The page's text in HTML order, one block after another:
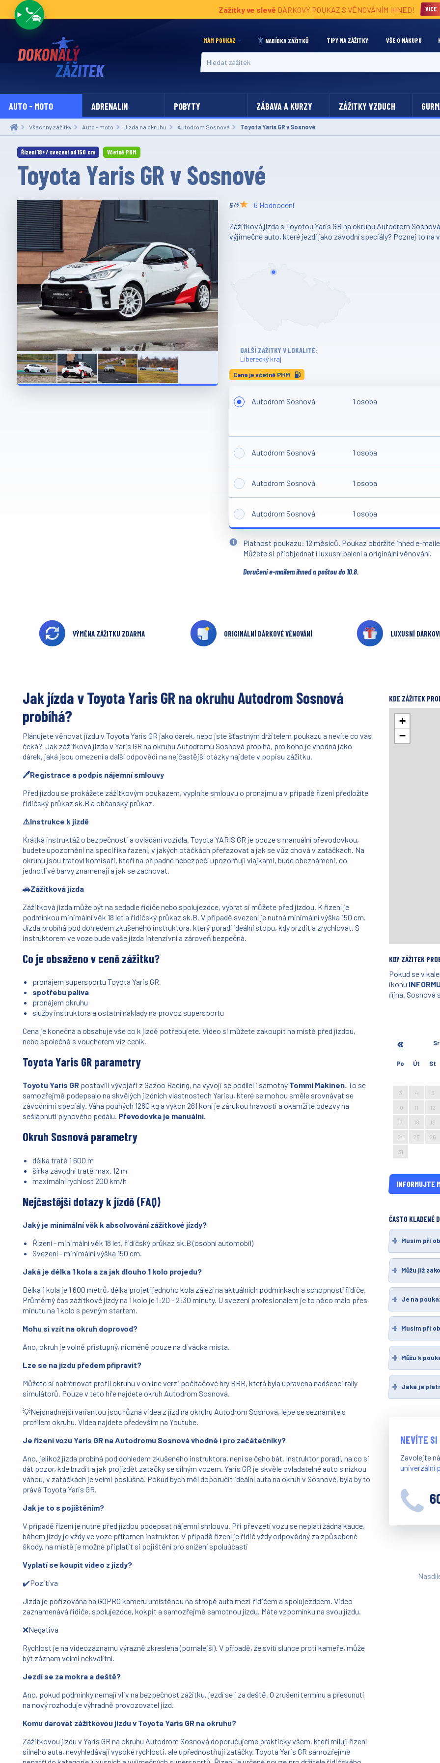
Zážitky ve slevě DÁRKOVÝ POUKAZ S VĚNOVÁNÍM IHNED! VÍCE
MÁM POUKAZ NABÍDKA ZÁŽITKŮ TIPY NA ZÁŽITKY VŠE O NÁKUPU
Hledat zážitek
AUTO - MOTO ADRENALIN POBYTY ZÁBAVA A KURZY ZÁŽITKY VZDUCH
Všechny zážitky Auto - moto Jízda na okruhu Autodrom Sosnová Aktuální:
Toyota Yaris GR v Sosnové
Řízení 18+/ svezení od 150 cm Včetně PHM
Toyota Yaris GR v Sosnové
/5 6 Hodnocení
Zážitková jízda s Toyotou Yaris GR na okruhu Autodrom
výjimečné auto, které jezdí jako závodní speciály? Poznej to
DALŠÍ ZÁŽITKY V LOKALITĚ:
Liberecký kraj
Cena je včetně PHM
Autodrom Sosnová 1 osoba
Autodrom Sosnová 1 osoba
Autodrom Sosnová 1 osoba
Autodrom Sosnová 1 osoba
Platnost poukazu: 12 měsíců. Poukaz obdržíte ihned e-
Můžete si přiobjednat i luxusní balení a originální věnování.
Doručení e-mailem ihned a poštou do 10.8.
VÝMĚNA ZÁŽITKU ZDARMA ORIGINÁLNÍ DÁRKOVÉ VĚNOVÁNÍ LUXUSNÍ
Jak jízda v Toyota Yaris GR na okruhu Autodrom Sosnová
probíhá?
Plánujete věnovat jízdu v Toyota Yaris GR jako dárek, nebo jste šťastným držitelem poukazu a nevíte co vás
čeká? Jak zážitková jízda v Yaris GR na okruhu Autodromu Sosnová probíhá, pro koho je vhodná jako
dárek, jaká jsou omezení a další odpovědi na nejčastější otázky najdete v popisu zážitku.
🖊️Registrace a podpis nájemní smlouvy
Před jízdou se prokážete zážitkovým poukazem, vyplníte smlouvu o pronájmu a v případě řízení předložíte
řidičský průkaz sk.B a občanský průkaz.
⚠️Instrukce k jízdě
Krátká instruktáž o bezpečnosti a ovládání vozidla. Toyota YARIS GR je pouze s manuální převodovkou,
budete upozorněni na specifika řazení, v jakých otáčkách přeřazovat a jak se vůz chová v zatáčkách. Na
okruhu jsou traťoví komisaři, kteří na případné nebezpečí upozorňují vlajkami, bude obeznámeni, co
jednotlivé barvy znamenají a jak se zachovat.
🚗Zážitková jízda
Zážitková jízda může být na sedadle řidiče nebo spolujezdce, vybrat si můžete před jízdou. K řízení je
podmínkou minimální věk 18 let a řidičský průkaz sk.B. V případě svezení je nutná minimální výška 150 cm.
Jízda probíhá pod dohledem zkušeného instruktora, který poradí ideální stopu, kdy brzdit a zrychlovat. S
instruktorem ve voze bude vaše jízda intenzivní a zároveň bezpečná.
Co je obsaženo v ceně zážitku?
pronájem supersportu Toyota Yaris GR
spotřebu paliva
pronájem okruhu
služby instruktora a ostatní náklady na provoz supersportu
Cena je konečná a obsahuje vše co k jízdě potřebujete. Video si můžete zakoupit na místě před jízdou,
nebo společně s voucherem viz ceník.
Toyota Yaris GR parametry
Toyotu Yaris GR postavili vývojáři z Gazoo Racing, na vývoji se podílel i samotný Tommi Makinen.To se
samozřejmě podepsalo na skvělých jízdních vlastnostech Yarisu, které se mohou směle srovnávat se
závodními speciály. Váha pouhých 1280 kg a výkon 261 koní je zárukou hravosti a okamžité odezvy na
sešlápnutí plynového pedálu. Převodovka je manuální.
Okruh Sosnová parametry
délka tratě 1 600 m
šířka závodní tratě max. 12 m
maximální rychlost 200 km/h
Nejčastější dotazy k jízdě (FAQ)
Jaký je minimální věk k absolvování zážitkové jízdy?
Řízení - minimální věk 18 let, řidičský průkaz sk.B (osobní automobil)
Svezení - minimální výška 150 cm.
Jaká je délka 1 kola a za jak dlouho 1 kolo projedu?
Délka 1 kola je 1 600 metrů, délka projetí jednoho kola záleží na aktuálních podmínkách a schopností řidiče.
Průměrný čas zážitkové jízdy na 1 kolo je 1:20 - 2:30 minuty. U svezení profesionálem je to něco málo přes
minutu na 1 kolo s pevným startem.
Mohu si vzít na okruh doprovod?
Ano, okruh je volně přístupný, nicméně pouze na divácká místa.
Lze se na jízdu předem připravit?
Můžete si natrénovat profil okruhu v online verzi počítačové hry RBR, která byla upravena nadšenci rally
simulátorů. Pouze v této hře najdete okruh Autodrom Sosnová.
💡Nejsnadnější variantou jsou různá videa z jízd na okruhu Autodrom Sosnová, lépe se seznámíte s
profilem okruhu. Videa najdete především na Youtube.
Je řízení vozu Yaris GR na Autodromu Sosnová vhodné i pro začátečníky?
Ano, jelikož jízda probíhá pod dohledem zkušeného instruktora, není se čeho bát. Instruktor poradí, na co si
dát pozor, kde brzdit a jak projíždět zatáčky se silným vozem. Yaris GR je skvěle ovladatelné auto s nízkou
váhou, v zatáčkách je velmi poslušná. Pokud bych měl doporučit ideální auta na okruh v Sosnové, byla by to
právě Toyota Yaris GR.
Jak je to s pojištěním?
V případě řízení je nutné před jízdou podepsat nájemní smlouvu. Při převzetí vozu se neplatí žádná kauce,
během jízdy je vždy ve voze přítomen instruktor. V případě řízení je řidič vždy odpovědný za způsobené
škody, na místě je možné připlatit si pojištění pro snížení spoluúčasti
Vyplatí se koupit video z jízdy?
✔️Pozitiva
Jízda je pořizována na GOPRO kameru umístěnou na stropě auta mezi řidičem a spolujezdcem. Video
zaznamenává řidiče, spolujezdce, kokpit a samozřejmě samotnou jízdu. Máte vzpomínku na svou jízdu.
❌Negativa
Rychlost je na videozáznamu výrazně zkreslena (pomalejší). V případě, že svítí slunce proti kameře, může
být záznam velmi nekvalitní.
Jezdí se za mokra a deště?
Ano, pokud podmínky nemají vliv na bezpečnost zážitku, jezdí se i za deště. O zrušení termínu a přesunutí
na nový rozhoduje výhradně provozovatel jízd.
Komu darovat zážitkovou jízdu v Toyota Yaris GR na okruhu?
Zážitkovou jízdu v Yaris GR na okruhu Autodrom Sosnová doporučujeme prakticky všem, kteří milují řízení
silného auta, nevyhledávají vysoké rychlosti, ale upřednostňují zatáčky. Toyota Yaris GR samozřejmě
KDE ZÁŽITEK
+
−
KDY ZÁŽITEK
Pokud se v
ikonu
října. Sosnová
Po Út St
3 4 5
10 11 12
17 18 19
24 25 26
31
INFORMUJTE
ČASTO KLADENÉ
Musím při
Můžu již
Je na
Musím při
Můžu k
Jaká je
NEVÍTE SI
Zavolejte
univerzální